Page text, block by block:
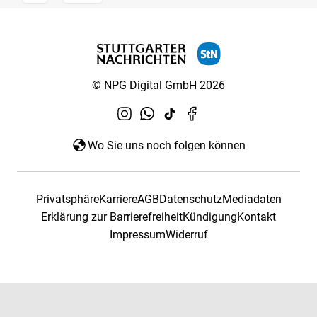
© NPG Digital GmbH 2026
Wo Sie uns noch folgen können
PrivatsphäreKarriereAGBDatenschutzMediadaten
Erklärung zur BarrierefreiheitKündigungKontakt
ImpressumWiderruf